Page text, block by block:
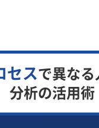
セスで異なる
分析の活用術